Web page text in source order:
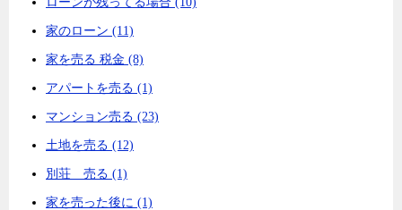
家のローン (11)
家を売る 税金 (8)
アパートを売る (1)
マンション売る (23)
土地を売る (12)
別荘 売る (1)
家を売った後に (1)